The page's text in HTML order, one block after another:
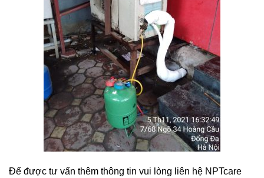
Để được tư vấn thêm thông tin vui lòng liên hệ NPTcare